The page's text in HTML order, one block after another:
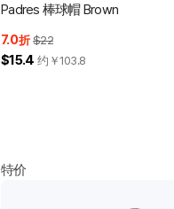
Padres 棒球帽 Brown
7.0折 $22
$15.4 约￥103.8
特价